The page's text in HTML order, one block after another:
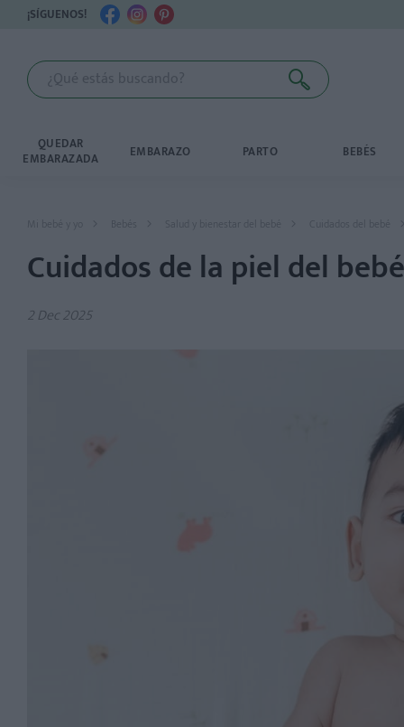
¡SÍGUENOS!
QUEDAR
EMBARAZADA EMBARAZO PARTO BEBÉS
Mi bebé y yo Bebés Salud y bienestar del bebé
Cuidados de la piel del bebé
2 Dec 2025